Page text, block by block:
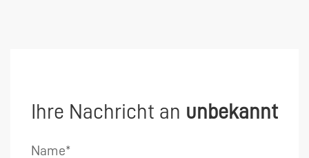
Ihre Nachricht an unbekannt
Name*